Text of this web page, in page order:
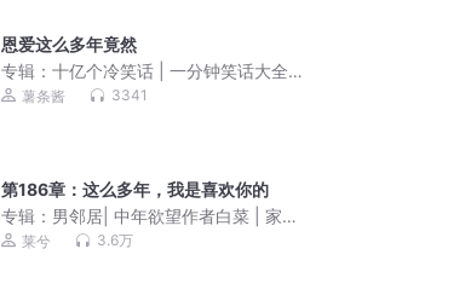
恩爱这么多年竟然
专辑：十亿个冷笑话 | 一分钟笑话大全
儿童清新版
薯条酱 3341
第186章：这么多年，我是喜欢你的
专辑： 男邻居| 中年欲望作者白菜 | 家庭
伦理x两性情感x时代命运|莱兮演播|小巷
莱兮 3.6万